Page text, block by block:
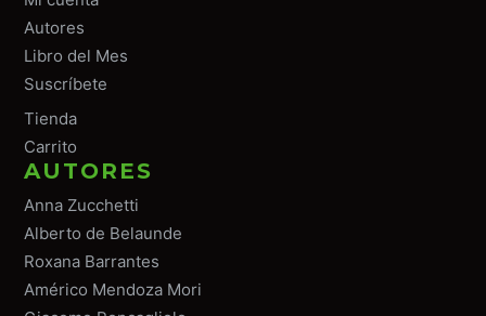
Autores
Libro del Mes
Suscríbete
Tienda
Carrito
AUTORES
Anna Zucchetti
Alberto de Belaunde
Roxana Barrantes
Américo Mendoza Mori